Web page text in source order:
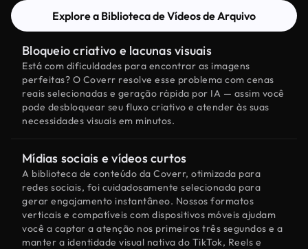
Explore a Biblioteca de Vídeos de Arquivo
Bloqueio criativo e lacunas visuais
Está com dificuldades para encontrar as imagens
perfeitas? O Coverr resolve esse problema com cenas
reais selecionadas e geração rápida por IA — assim você
pode desbloquear seu fluxo criativo e atender às suas
necessidades visuais em minutos.
Mídias sociais e vídeos curtos
A biblioteca de conteúdo da Coverr, otimizada para
redes sociais, foi cuidadosamente selecionada para
gerar engajamento instantâneo. Nossos formatos
verticais e compatíveis com dispositivos móveis ajudam
você a captar a atenção nos primeiros três segundos e a
manter a identidade visual nativa do TikTok, Reels e